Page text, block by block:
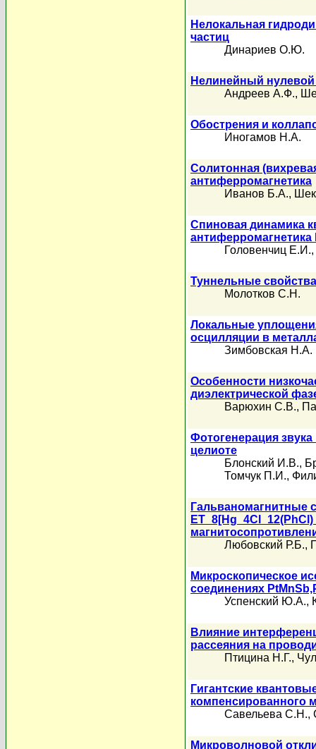
Нелокальная
частиц
Динариев О.Ю.
Нелинейный
Андреев А.Ф.,
Обострения и
Иногамов Н.А.
Солитонная
антиферромагнетика
Иванов Б.А.,
Спиновая динамика
антиферромагнетика
Головенчиц Е.И.,
Туннельные
Молотков С.Н.
Локальные
осцилляции в
Зимбовская Н.А.
Особенности
диэлектрической
Варюхин С.В.,
Фотогенерация
целиоте
Блонский И.В.,
Томчук П.И.,
Гальваномагнитные
Любовский Р.Б.,
Микроскопическое
соединениях
Успенский Ю.А.,
Влияние
рассеяния на
Птицина Н.Г.,
Гигантские
компенсированного
Савельева С.Н.,
Микроволновой